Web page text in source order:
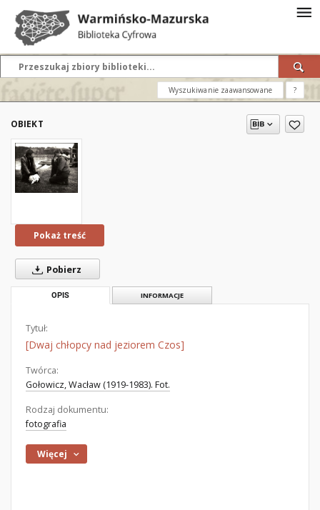
Wyszukiwanie zaawansowane ?
OBIEKT
Pokaż treść
Pobierz
OPIS INFORMACJE
Tytuł:
[Dwaj chłopcy nad jeziorem Czos]
Twórca:
Gołowicz, Wacław (1919-1983). Fot.
Rodzaj dokumentu:
fotografia
Więcej